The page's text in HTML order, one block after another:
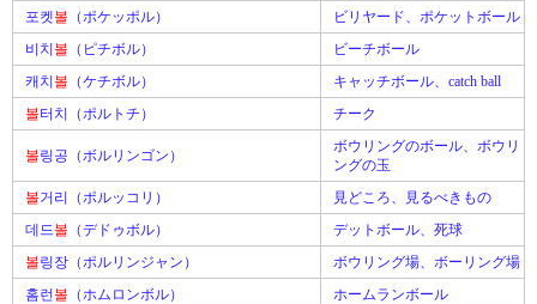
포켓볼 （ポケッポル）
ビリヤード、ポケットボール
비치 볼 （ピチボル）
ビーチボール
캐치 볼 （ケチボル）
キャッチボール、catch ball
볼터치（ポルトチ） チーク
볼링공（ボルリンゴン）
ボウリングのボール、ボウリ
ングの玉
볼거리（ポルッコリ）
見どころ、見るべきもの
데드볼 （デドゥボル）
デットボール、死球
볼링장（ポルリンジャン）
ボウリング場、ボーリング場
홈런 볼 （ホムロンボル）
ホームランボール